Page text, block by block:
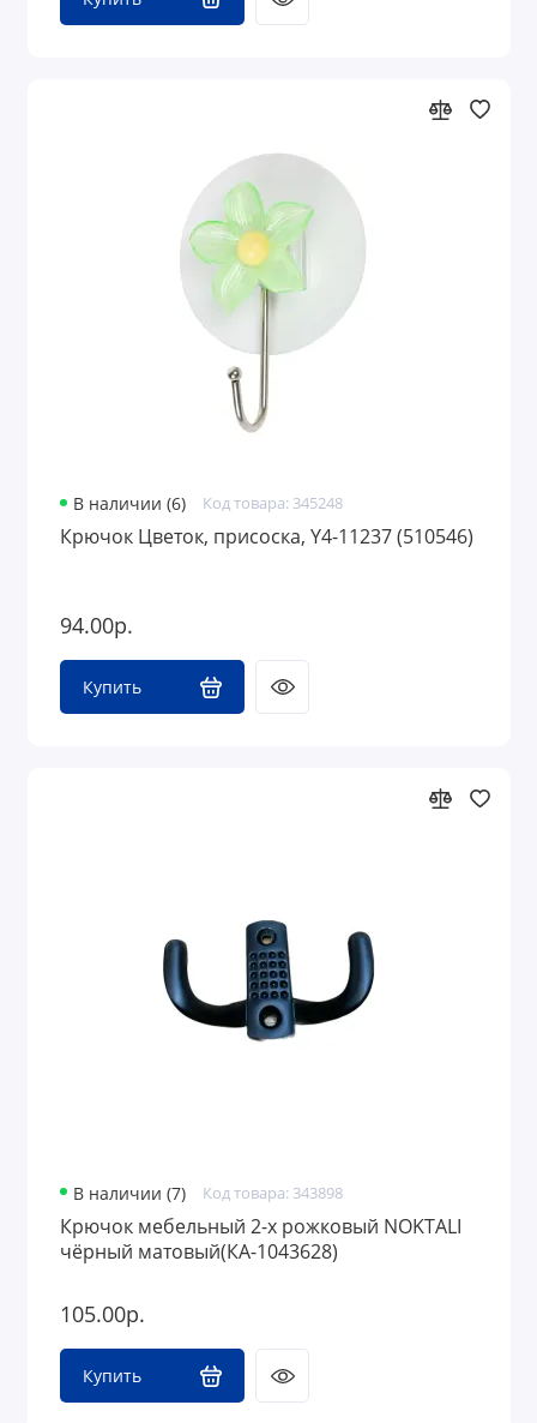
В наличии (6) Код товара: 345248
Крючок Цветок, присоска, Y4-11237 (510546)
94.00р.
Купить
В наличии (7) Код товара: 343898
Крючок мебельный 2-х рожковый NOKTALI
чёрный матовый(КА-1043628)
105.00р.
Купить